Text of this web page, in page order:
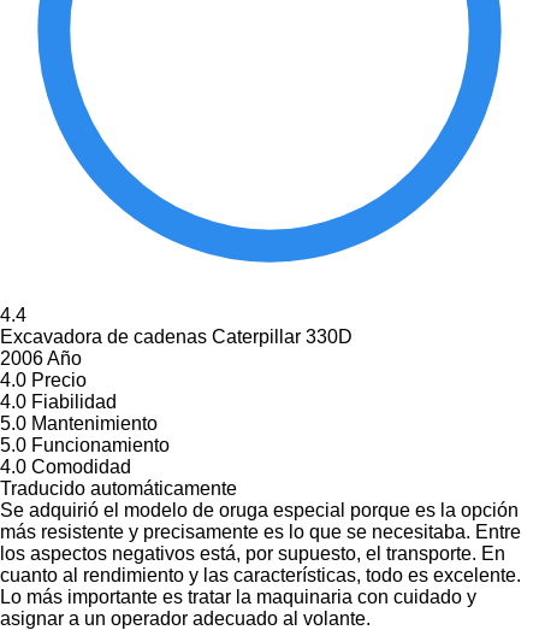
4.4
Excavadora de cadenas Caterpillar 330D
2006 Año
4.0 Precio
4.0 Fiabilidad
5.0 Mantenimiento
5.0 Funcionamiento
4.0 Comodidad
Traducido automáticamente
Se adquirió el modelo de oruga especial porque es la opción
más resistente y precisamente es lo que se necesitaba. Entre
los aspectos negativos está, por supuesto, el transporte. En
cuanto al rendimiento y las características, todo es excelente.
Lo más importante es tratar la maquinaria con cuidado y
asignar a un operador adecuado al volante.